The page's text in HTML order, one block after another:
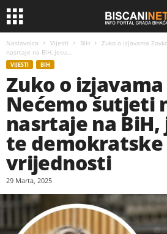
Naslovnica Vijesti BiH
Zuko o izjavama
nasrtaje na BiH, jesu...
VIJESTI BIH
Zuko o
Nećemo šutjeti
nasrtaje na
te demokratske
vrijednosti
29 Marta, 2025